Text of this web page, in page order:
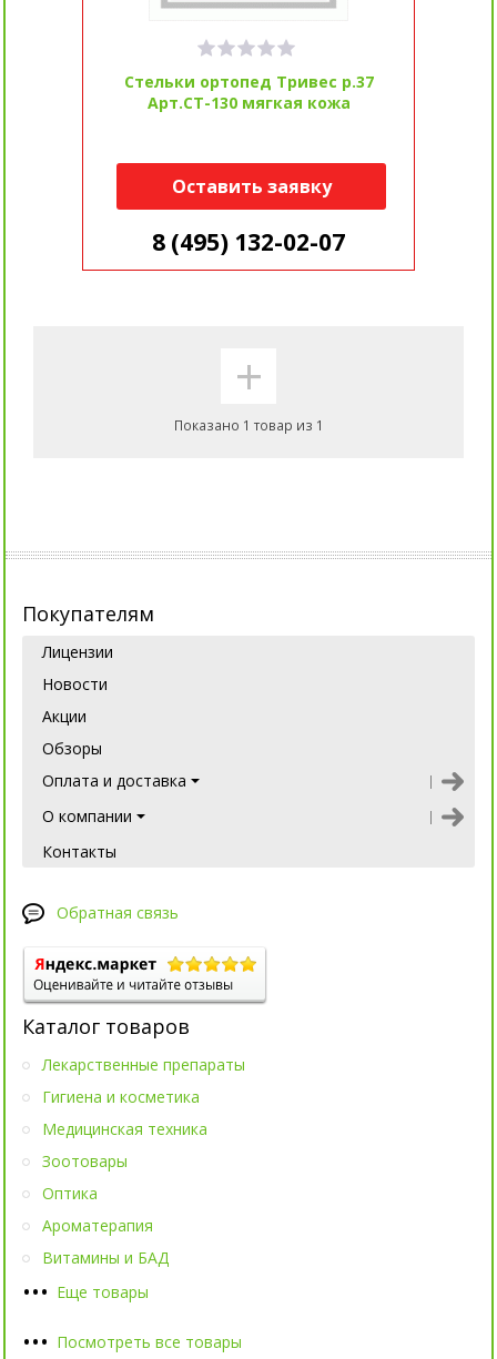
Стельки ортопед Тривес р.37
Арт.СТ-130 мягкая кожа
Оставить заявку
8 (495) 132-02-07
+
Показано 1 товар из 1
Покупателям
Лицензии
Новости
Акции
Обзоры
Оплата и доставка
О компании
Контакты
Обратная связь
Каталог товаров
••• Еще товары
Лекарственные препараты
Гигиена и косметика
Медицинская техника
Зоотовары
Оптика
Ароматерапия
Витамины и БАД
••• Посмотреть все товары